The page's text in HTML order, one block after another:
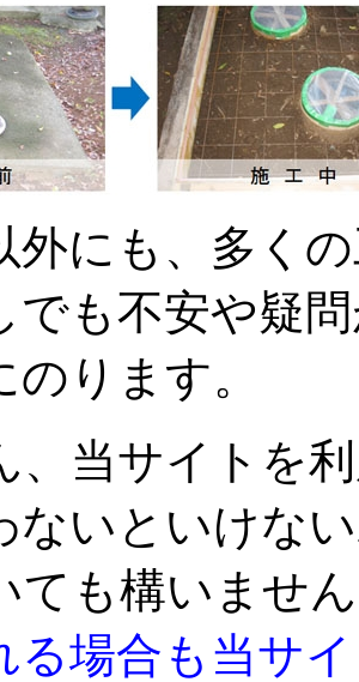
外にも、多く
でも不安や疑
ります。
、当サイトを
ないといけな
ても構いませ
る場合も当サ